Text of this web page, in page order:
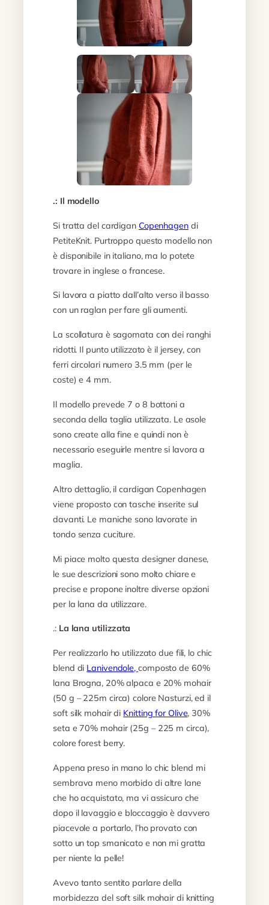
.: Il modello
Si tratta del cardigan Copenhagendi
PetiteKnit. Purtroppo questo modello non
è disponibile in italiano, ma lo potete
trovare in inglese o francese.
Si lavora a piatto dall’alto verso il basso
con un raglan per fare gli aumenti.
La scollatura è sagomata con dei ranghi
ridotti. Il punto utilizzato è il jersey, con
ferri circolari numero 3.5 mm (per le
coste) e 4 mm.
Il modello prevede 7 o 8 bottoni a
seconda della taglia utilizzata. Le asole
sono create alla fine e quindi non è
necessario eseguirle mentre si lavora a
maglia.
Altro dettaglio, il cardigan Copenhagen
viene proposto con tasche inserite sul
davanti. Le maniche sono lavorate in
tondo senza cuciture.
Mi piace molto questa designer danese,
le sue descrizioni sono molto chiare e
precise e propone inoltre diverse opzioni
per la lana da utilizzare.
.: La lana utilizzata
Per realizzarlo ho utilizzato due fili, lo chic
blend di Lanivendole, composto de 60%
lana Brogna, 20% alpaca e 20% mohair
(50 g – 225m circa) colore Nasturzi, ed il
soft silk mohair di Knitting for Olive, 30%
seta e 70% mohair (25g – 225 m circa),
colore forest berry.
Appena preso in mano lo chic blend mi
sembrava meno morbido di altre lane
che ho acquistato, ma vi assicuro che
dopo il lavaggio e bloccaggio è davvero
piacevole a portarlo, l’ho provato con
sotto un top smanicato e non mi gratta
per niente la pelle!
Avevo tanto sentito parlare della
morbidezza del soft silk mohair di knitting